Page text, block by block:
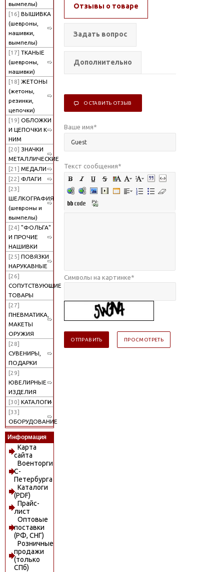
вымпелы)
[16] ВЫШИВКА
(шевроны,
нашивки,
вымпелы)
[17] ТКАНЫЕ
(шевроны,
нашивки)
[18] ЖЕТОНЫ
(жетоны,
резинки,
цепочки)
[19] ОБЛОЖКИ
И ЦЕПОЧКИ К
НИМ
[20] ЗНАЧКИ
МЕТАЛЛИЧЕСКИЕ
[21] МЕДАЛИ
[22] ФЛАГИ
[23]
ШЕЛКОГРАФИЯ
(шевроны и
вымпелы)
[24] "ФОЛЬГА"
И ПРОЧИЕ
НАШИВКИ
[25] ПОВЯЗКИ
НАРУКАВНЫЕ
[26]
СОПУТСТВУЮЩИЕ
ТОВАРЫ
[27]
ПНЕВМАТИКА,
МАКЕТЫ
ОРУЖИЯ
[28]
СУВЕНИРЫ,
ПОДАРКИ
[29]
ЮВЕЛИРНЫЕ
ИЗДЕЛИЯ
[30] КАТАЛОГИ
[33]
ОБОРУДОВАНИЕ
Информация
Карта
сайта
Военторги
С-
Петербурга
Каталоги
(PDF)
Прайс-
лист
Оптовые
поставки
(РФ, СНГ)
Розничные
продажи
(только
СПб)
Отзывы о товаре
Задать вопрос
Дополнительно
ОСТАВИТЬ ОТЗЫВ
Ваше имя*
Текст сообщения*
Символы на картинке*